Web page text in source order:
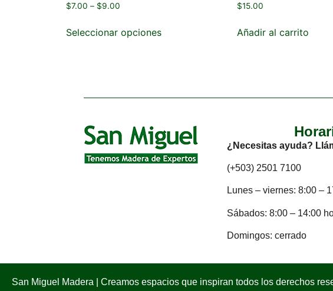
$7.00 – $9.00
Seleccionar opciones
$15.00
Añadir al carrito
¿Necesitas ayuda?
(+503) 2501 7100
Lunes – viernes: 8:00 –
Sábados: 8:00 – 14:00
Domingos: cerrado
San Miguel Madera | Creamos espacios que inspiran todos los derechos